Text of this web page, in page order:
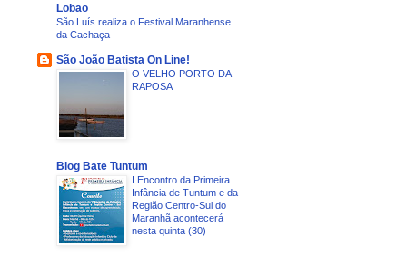
Lobao
São Luís realiza o Festival Maranhense
da Cachaça
São João Batista On Line!
O VELHO PORTO DA
RAPOSA
Blog Bate Tuntum
I Encontro da Primeira
Infância de Tuntum e da
Região Centro-Sul do
Maranhã acontecerá
nesta quinta (30)